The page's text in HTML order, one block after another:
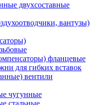
двухсоставные
вантузы)
фланцевые
для гибких вставок
вентили
чугунные
стальные